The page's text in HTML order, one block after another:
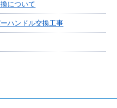
について
ハンドル交換工事